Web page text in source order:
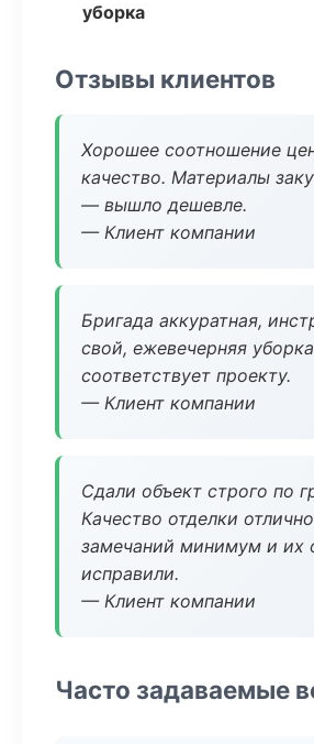
уборка
Отзывы клиентов
Хорошее соотношение
качество. Материалы
— вышло дешевле.
— Клиент компании
Бригада аккуратная,
свой, ежевечерняя
соответствует проекту.
— Клиент компании
Сдали объект строго по
Качество отделки
замечаний минимум и их
исправили.
— Клиент компании
Часто задаваемые